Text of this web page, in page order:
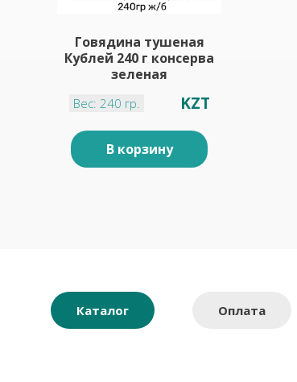
Говядина тушеная
Кублей 240 г консерва
зеленая
Вес: 240 гр. KZT
В корзину
Каталог Оплата